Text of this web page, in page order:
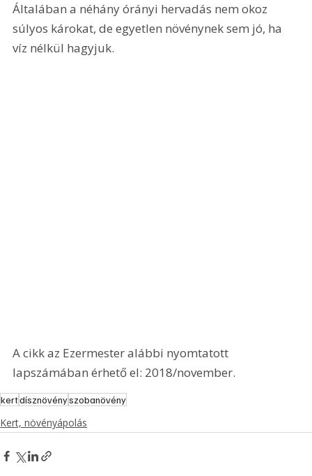
Általában a néhány órányi hervadás nem okoz
súlyos károkat, de egyetlen növénynek sem jó, ha
víz nélkül hagyjuk.
A cikk az Ezermester alábbi nyomtatott
lapszámában érhető el: 2018/november.
kertdísznövényszobanövény
Kert, növényápolás